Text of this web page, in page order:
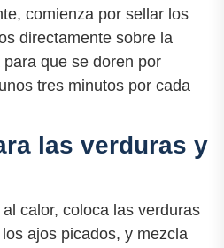
comienza por sellar los
directamente sobre la
que se doren por
tres minutos por cada
las verduras y
calor, coloca las verduras
ajos picados, y mezcla